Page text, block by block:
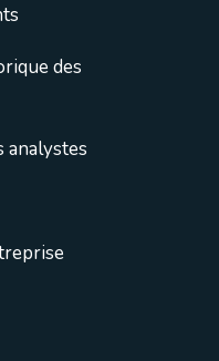
des
analystes